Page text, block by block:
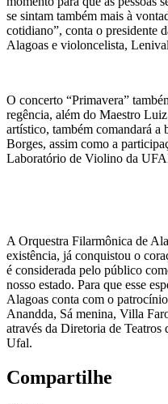
se sintam também mais à
cotidiano”, conta o presidente
Alagoas e violoncelista,
O concerto “Primavera”
regência, além do Maestro
artístico, também comandará
Borges, assim como a
Laboratório de Violino da
A Orquestra Filarmônica de
existência, já conquistou o
é considerada pelo público
nosso estado. Para que esse
Alagoas conta com o
Anandda, Sá menina, Villa
através da Diretoria de
Ufal.
Compartilhe